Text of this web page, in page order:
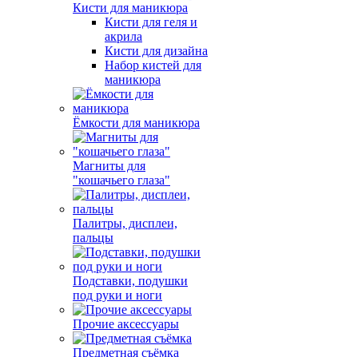
Кисти для маникюра
Кисти для геля и
акрила
Кисти для дизайна
Набор кистей для
маникюра
Ёмкости для маникюра
Магниты для
"кошачьего глаза"
Палитры, дисплеи,
пальцы
Подставки, подушки
под руки и ноги
Прочие аксессуары
Предметная съёмка